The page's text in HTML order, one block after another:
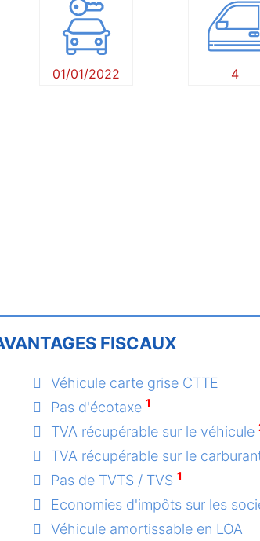
01/01/2022 4
FISCAUX
Véhicule carte grise CTTE
Pas d'écotaxe 1
TVA récupérable sur le véhicule
TVA récupérable sur le
Pas de TVTS / TVS 1
Economies d'impôts sur les
Véhicule amortissable en LOA